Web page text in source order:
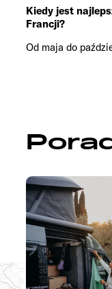
Kiedy jest
Francji?
Od maja do